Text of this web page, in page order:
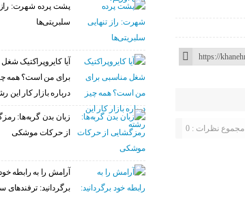
مجموع نظرات : 0
پشت پرده شهرت: راز
سلبریتی‌ها
آیا کایروپراکتیک
برای من است؟ همه
درباره بازار کار این
زبان بدن گربه‌ها:
از حرکات موشکی
آرامش را به رابطه
برگردانید: ترفندهای